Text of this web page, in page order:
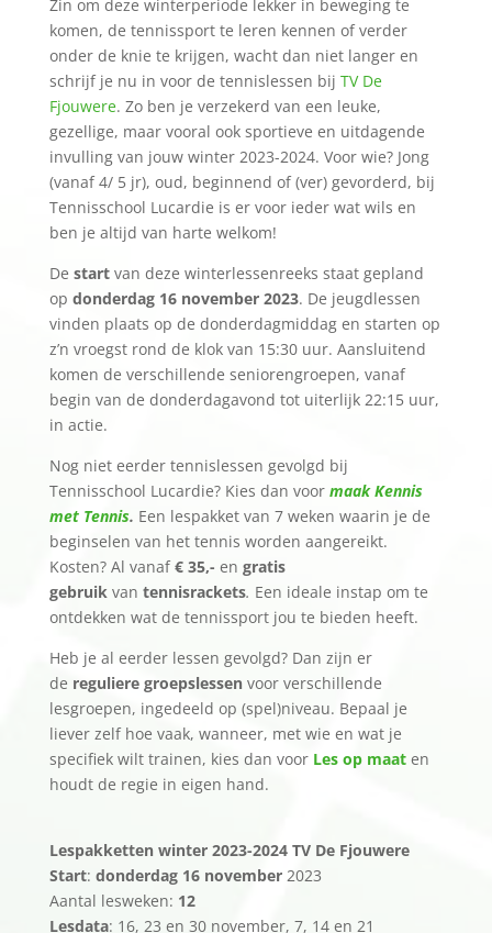
Zin om deze winterperiode lekker in beweging te
komen, de tennissport te leren kennen of verder
onder de knie te krijgen, wacht dan niet langer en
schrijf je nu in voor de tennislessen bij TV De
Fjouwere. Zo ben je verzekerd van een leuke,
gezellige, maar vooral ook sportieve en uitdagende
invulling van jouw winter 2023-2024. Voor wie? Jong
(vanaf 4/ 5 jr), oud, beginnend of (ver) gevorderd, bij
Tennisschool Lucardie is er voor ieder wat wils en
ben je altijd van harte welkom!
De startvan deze winterlessenreeks staat gepland
op donderdag 16 november 2023. De jeugdlessen
vinden plaats op de donderdagmiddag en starten op
z’n vroegst rond de klok van 15:30 uur. Aansluitend
komen de verschillende seniorengroepen, vanaf
begin van de donderdagavond tot uiterlijk 22:15 uur,
in actie.
Nog niet eerder tennislessen gevolgd bij
Tennisschool Lucardie? Kies dan voor maak Kennis
met Tennis. Een lespakket van 7 weken waarin je de
beginselen van het tennis worden aangereikt.
Kosten? Al vanaf€ 35,- en gratis
gebruik van tennisrackets. Een ideale instap om te
ontdekken wat de tennissport jou te bieden heeft.
Heb je al eerder lessen gevolgd? Dan zijn er
de reguliere groepslessen voor verschillende
lesgroepen, ingedeeld op (spel)niveau. Bepaal je
liever zelf hoe vaak, wanneer, met wie en wat je
specifiek wilt trainen, kies dan voor Les op maaten
houdt de regie in eigen hand.
Lespakketten winter 2023-2024 TV De Fjouwere
Start: donderdag 16 november 2023
Aantal lesweken: 12
Lesdata: 16, 23 en 30 november, 7, 14 en 21